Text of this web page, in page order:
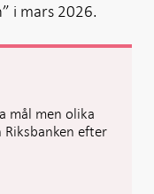
i mars 2026.
mål men olika
Riksbanken efter